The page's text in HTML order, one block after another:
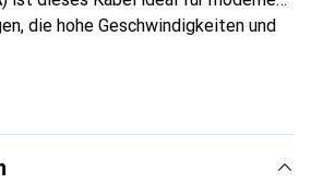
die hohe Geschwindigkeiten und
sorgt für eine effektive
Das Kabel ist halogenfrei
was es zu einer
für Installationen macht. Die